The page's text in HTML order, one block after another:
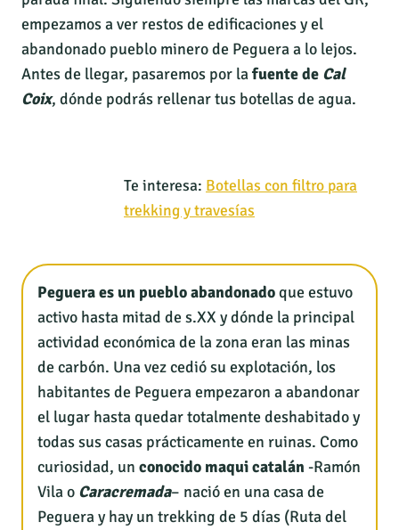
empezamos a ver restos de edificaciones y el
abandonado pueblo minero de Peguera a lo lejos.
Antes de llegar, pasaremos por lafuente de Cal
Coix, dónde podrás rellenar tus botellas de agua.
Te interesa: Botellas con filtro para
trekking y travesías
Peguera es un pueblo abandonadoque estuvo
activo hasta mitad de s.XX y dónde la principal
actividad económica de la zona eran las minas
de carbón. Una vez cedió su explotación, los
habitantes de Peguera empezaron a abandonar
el lugar hasta quedar totalmente deshabitado y
todas sus casas prácticamente en ruinas. Como
curiosidad, un conocido maqui catalán -Ramón
Vila o Caracremada– nació en una casa de
Peguera y hay un trekking de 5 días (Ruta del